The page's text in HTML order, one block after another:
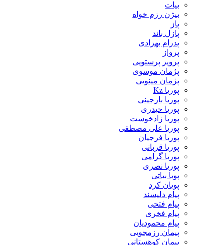
بیژن رزم خواه
پازل باند
پدرام بهزادی
پرویز پرستویی
پژمان موسوی
پژمان مینویی
پوریا بارجینی
پوریا حیدری
پوریا زادخوست
پوریا علی مصطفی
پوریا فرجیان
پوریا قربانی
پوریا گرامی
پوریا نصری
پویا بیاتی
پویان کرد
پیام دلپسند
پیام فتحی
پیام فخری
پیام محمودیان
پیمان رزمجویی
پیمان کوهستانی